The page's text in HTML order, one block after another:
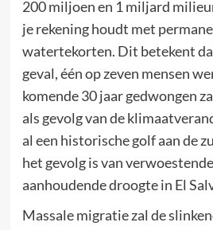
200 miljoen en 1 miljard
je rekening houdt met
watertekorten. Dit betekent
geval, één op zeven mensen
komende 30 jaar gedwongen
als gevolg van de
al een historische golf aan de
het gevolg is van
aanhoudende droogte in El
Massale migratie zal de